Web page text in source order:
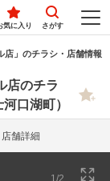
気に入り さがす
店」のチラシ・店舗情報
店のチラ
口湖町）
店舗詳細
1/2